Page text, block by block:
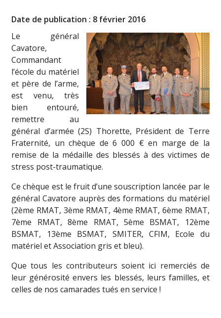
Date de publication : 8 février 2016
Le général
Cavatore,
Commandant
l’école du matériel
et père de l’arme,
est venu, très
bien entouré,
remettre au
général d’armée (2S) Thorette, Président de Terre
Fraternité, un chèque de 6 000 € en marge de la
remise de la médaille des blessés à des victimes de
stress post-traumatique.
Ce chèque est le fruit d’une souscription lancée par le
général Cavatore auprès des formations du matériel
(2ème RMAT, 3ème RMAT, 4ème RMAT, 6ème RMAT,
7ème RMAT, 8ème RMAT, 5ème BSMAT, 12ème
BSMAT, 13ème BSMAT, SMITER, CFIM, Ecole du
matériel et Association gris et bleu).
Que tous les contributeurs soient ici remerciés de
leur générosité envers les blessés, leurs familles, et
celles de nos camarades tués en service !